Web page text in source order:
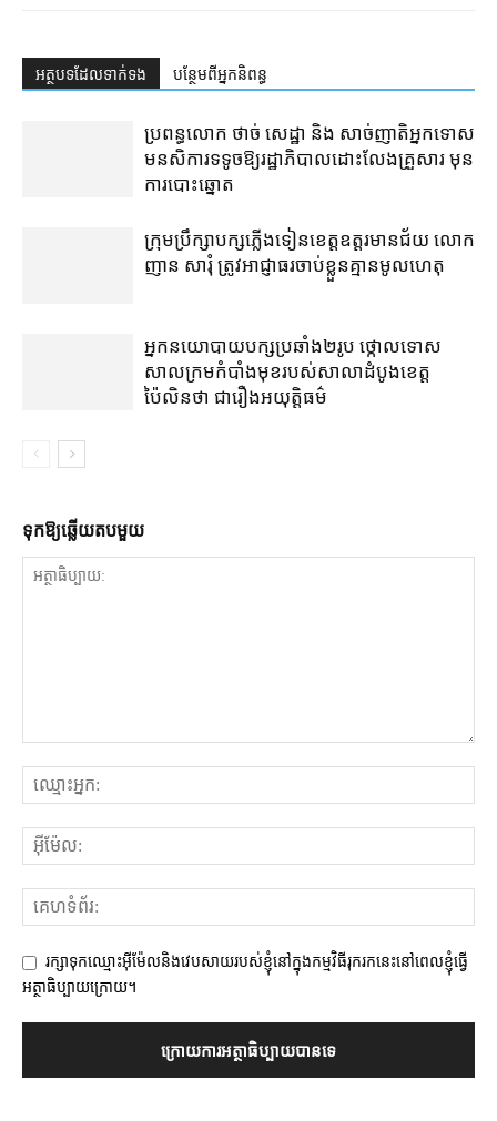
អត្ថបទ​ដែល​ទាក់ទង បន្ថែម​ពី​អ្នកនិពន្ធ
ប្រពន្ធ​លោក ថាច់ សេដ្ឋា និង សាច់ញាតិ​អ្នកទោស​
មនសិការ​ទទូច​ឱ្យ​រដ្ឋាភិបាល​ដោះលែង​គ្រួសារ មុន​
ការបោះឆ្នោត
ក្រុមប្រឹក្សា​បក្ស​ភ្លើងទៀន​ខេត្ត​ឧត្ដរមានជ័យ លោក
ញាន សារុំ ត្រូវ​អាជ្ញាធរ​ចាប់ខ្លួន​គ្មាន​មូលហេតុ
អ្នកនយោបាយ​បក្ស​ប្រឆាំង​២​រូប ថ្កោលទោស​
សាលក្រម​កំបាំងមុខ​របស់​សាលាដំបូង​ខេត្ត​
ប៉ៃលិន​ថា ជា​រឿង​អយុត្តិធម៌
ទុក​ឱ្យ​ឆ្លើយ​តប​មួយ
រក្សាទុកឈ្មោះអ៊ីម៉ែលនិងវេបសាយរបស់ខ្ញុំនៅក្នុងកម្មវិធីរុករកនេះនៅពេលខ្ញុំធ្វើ
អត្ថាធិប្បាយក្រោយ។